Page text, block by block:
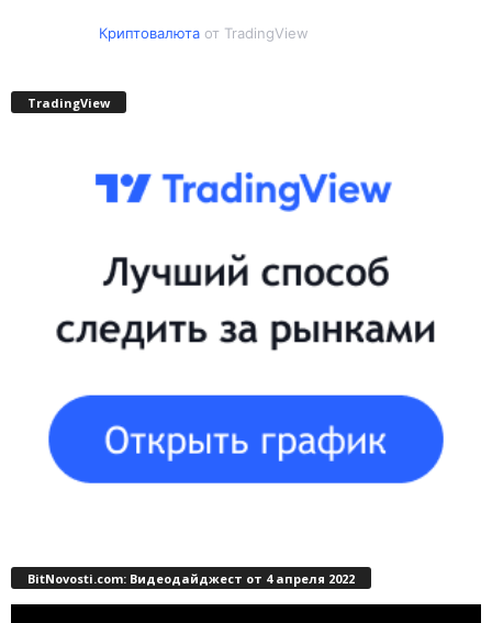
Криптовалютаот TradingView
TradingView
BitNovosti.com: Видеодайджест от 4 апреля 2022